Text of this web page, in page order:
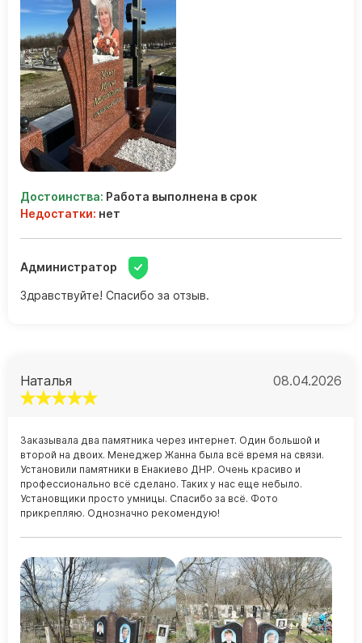
Достоинства: Работа выполнена в срок
Недостатки: нет
Администратор
Здравствуйте! Спасибо за отзыв.
Наталья 08.04.2026
Заказывала два памятника через интернет. Один большой и
второй на двоих. Менеджер Жанна была всё время на связи.
Установили памятники в Енакиево ДНР. Очень красиво и
профессионально всё сделано. Таких у нас еще небыло.
Установщики просто умницы. Спасибо за всё. Фото
прикрепляю. Однозначно рекомендую!